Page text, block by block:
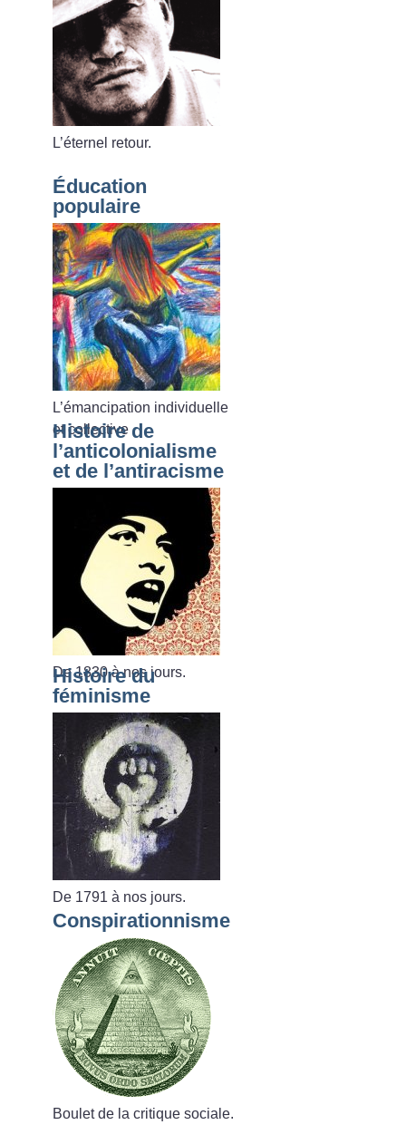
L’éternel retour.
Éducation
populaire
L’émancipation individuelle
et collective
Histoire de
l’anticolonialisme
et de l’antiracisme
De 1830 à nos jours.
Histoire du
féminisme
De 1791 à nos jours.
Conspirationnisme
Boulet de la critique sociale.